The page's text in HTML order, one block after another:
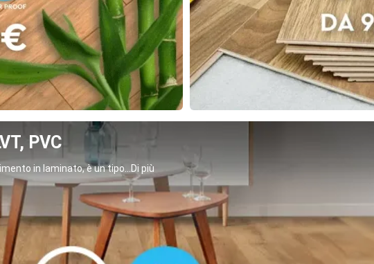
PVC
in laminato, è un tipo...Di più